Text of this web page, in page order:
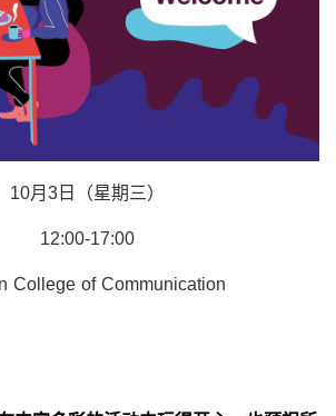
10月3日（星期三）
12:00-17:00
College of Communication